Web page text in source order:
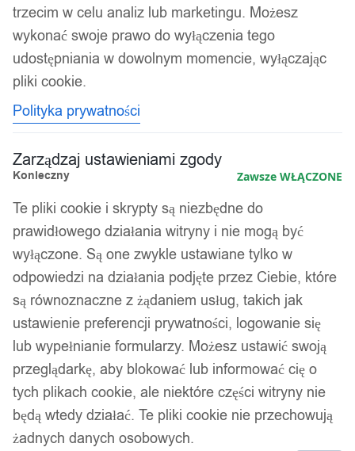
Zawiera baterie
Wyświetlanie jednego wyniku
Tytuł oferty
trzecim w celu analiz lub marketingu. Możesz
wykonać swoje prawo do wyłączenia tego
udostępniania w dowolnym momencie, wyłączając
pliki cookie.
Polityka prywatności
Zarządzaj ustawieniami zgody
Konieczny Zawsze WŁĄCZONE
Te pliki cookie i skrypty są niezbędne do
prawidłowego działania witryny i nie mogą być
wyłączone. Są one zwykle ustawiane tylko w
odpowiedzi na działania podjęte przez Ciebie, które
są równoznaczne z żądaniem usług, takich jak
ustawienie preferencji prywatności, logowanie się
lub wypełnianie formularzy. Możesz ustawić swoją
przeglądarkę, aby blokować lub informować cię o
tych plikach cookie, ale niektóre części witryny nie
będą wtedy działać. Te pliki cookie nie przechowują
żadnych danych osobowych.